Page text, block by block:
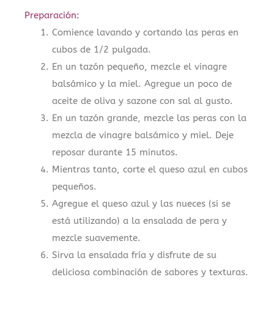
Preparación:
Comience lavando y cortando las peras en
cubos de 1/2 pulgada.
En un tazón pequeño, mezcle el vinagre
balsámico y la miel. Agregue un poco de
aceite de oliva y sazone con sal al gusto.
En un tazón grande, mezcle las peras con la
mezcla de vinagre balsámico y miel. Deje
reposar durante 15 minutos.
Mientras tanto, corte el queso azul en cubos
pequeños.
Agregue el queso azul y las nueces (si se
está utilizando) a la ensalada de pera y
mezcle suavemente.
Sirva la ensalada fría y disfrute de su
deliciosa combinación de sabores y texturas.